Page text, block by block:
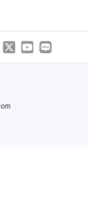
와 정사